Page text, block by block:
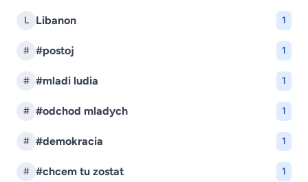
L Libanon 1
# #postoj 1
# #mladi ludia 1
# #odchod mladych 1
# #demokracia 1
# #chcem tu zostat 1